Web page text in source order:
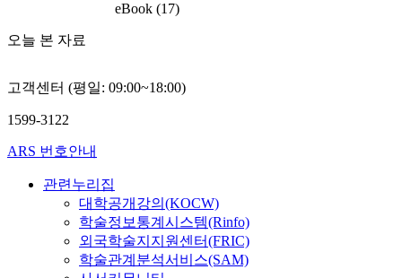
eBook (17)
오늘 본 자료
고객센터 (평일: 09:00~18:00)
1599-3122
ARS 번호안내
관련누리집
대학공개강의(KOCW)
학술정보통계시스템(Rinfo)
외국학술지지원센터(FRIC)
학술관계분석서비스(SAM)